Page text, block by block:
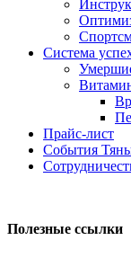
Система
Прайс-лист
События
Полезные ссылки